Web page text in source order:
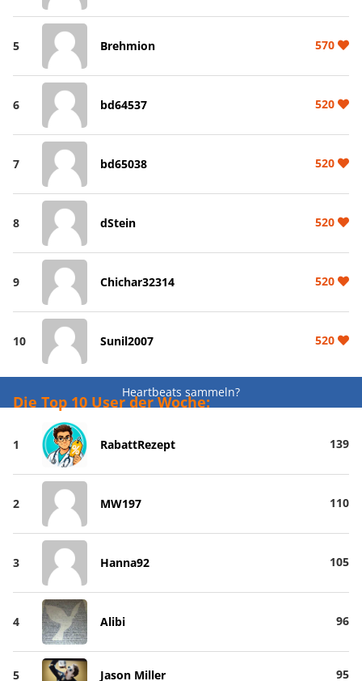
5 Brehmion 570
6 bd64537 520
7 bd65038 520
8 dStein 520
9 Chichar32314 520
10 Sunil2007 520
Heartbeats sammeln?
Die Top 10 User der Woche:
1 RabattRezept 139
2 MW197 110
3 Hanna92 105
4 Alibi 96
5 Jason Miller 95